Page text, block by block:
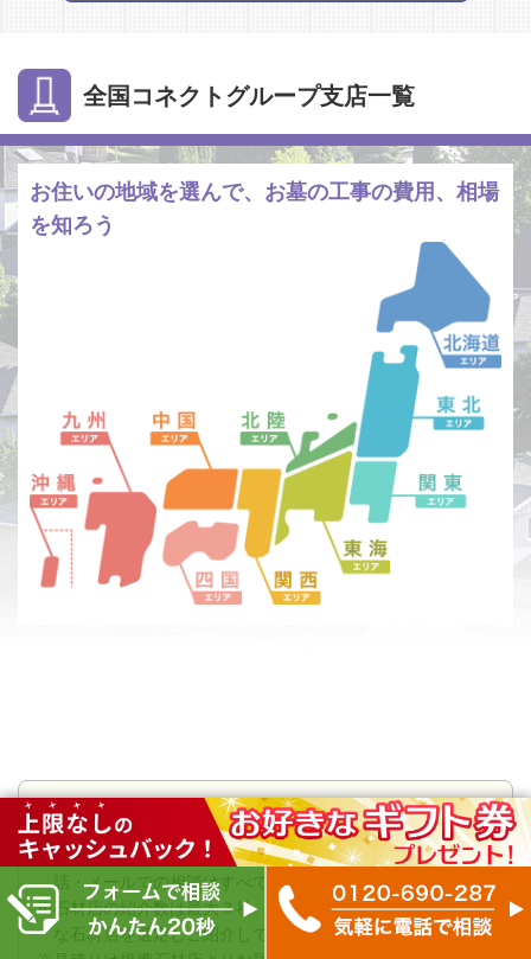
全国コネクトグループ支店一覧
お住いの地域を選んで、お墓の工事の費用、相場
を知ろう
【サイトご利用上の注意】
※お見積り依頼及び各石材店からのお見積り提示、各種お電
話・メールでの相談はすべて「無料」になります。
※石材店の紹介数は最大３社、お客様のご要望に沿って最適
な石材店を選定しご紹介しております。